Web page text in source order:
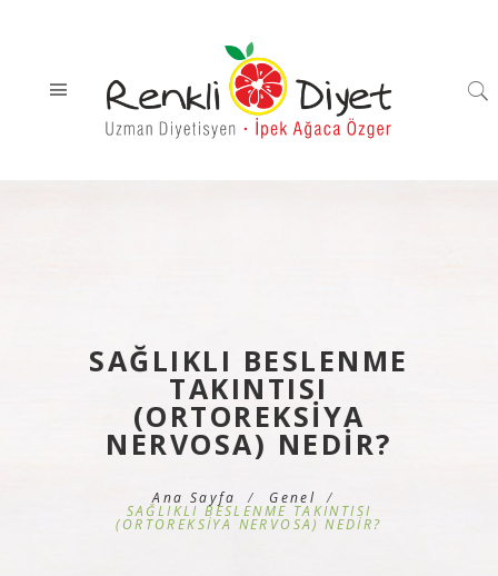
SAĞLIKLI BESLENME
TAKINTISI
(ORTOREKSİYA
NERVOSA) NEDİR?
Ana Sayfa Genel
SAĞLIKLI BESLENME TAKINTISI
(ORTOREKSİYA NERVOSA) NEDİR?